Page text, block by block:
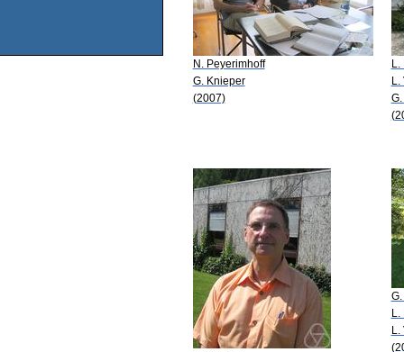
N. Peyerimhoff
G. Knieper
(2007)
L.
L.
L.
L.